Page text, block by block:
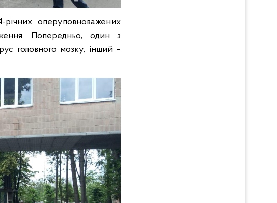
річних оперуповноважених
Попередньо, один з
головного мозку, інший –